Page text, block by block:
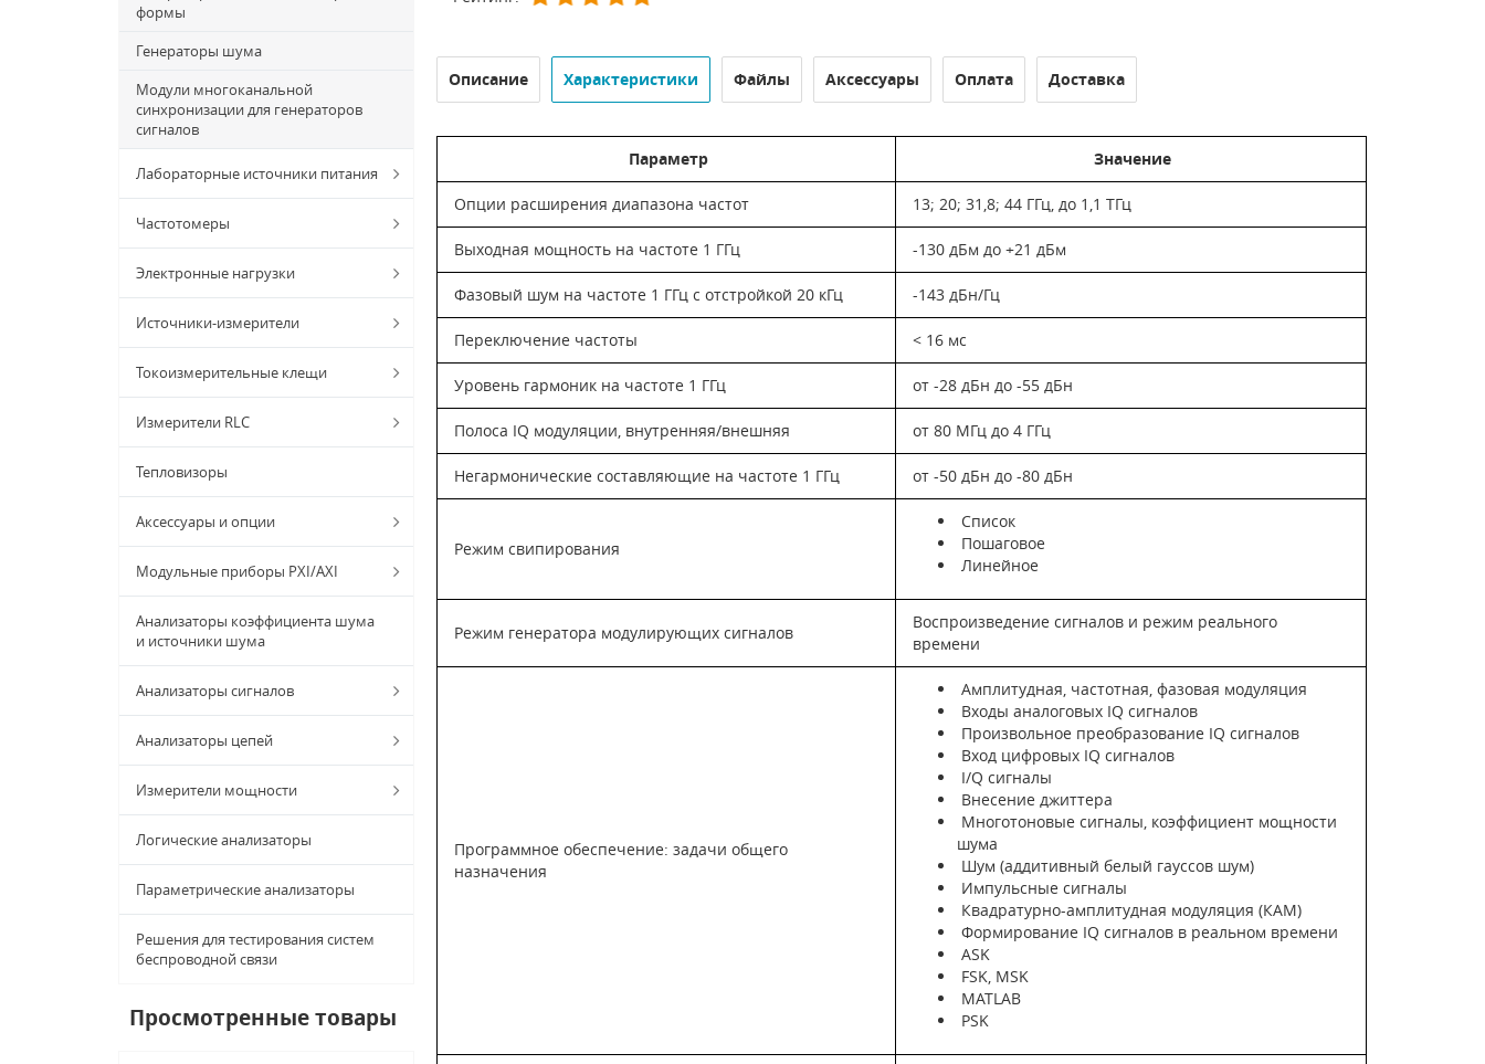
формы
Генераторы шума
Модули многоканальной
синхронизации для генераторов
сигналов
Лабораторные источники питания
Частотомеры
Электронные нагрузки
Источники-измерители
Токоизмерительные клещи
Измерители RLC
Тепловизоры
Аксессуары и опции
Модульные приборы PXI/AXI
Анализаторы коэффициента шума
и источники шума
Анализаторы сигналов
Анализаторы цепей
Измерители мощности
Логические анализаторы
Параметрические анализаторы
Решения для тестирования систем
беспроводной связи
Просмотренные товары
Описание Характеристики Файлы Аксессуары Оплата Доставка
Параметр Значение
Опции расширения диапазона частот 13; 20; 31,8; 44 ГГц, до 1,1 ТГц
Выходная мощность на частоте 1 ГГц -130 дБм до +21 дБм
Фазовый шум на частоте 1 ГГц с отстройкой 20 кГц -143 дБн/Гц
Переключение частоты < 16 мс
Уровень гармоник на частоте 1 ГГц от -28 дБн до -55 дБн
Полоса IQ модуляции, внутренняя/внешняя от 80 МГц до 4 ГГц
Негармонические составляющие на частоте 1 ГГц от -50 дБн до -80 дБн
Режим свипирования
Список
Пошаговое
Линейное
Режим генератора модулирующих сигналов
Воспроизведение сигналов и режим реального
времени
Программное обеспечение: задачи общего
назначения
Амплитудная, частотная, фазовая модуляция
Входы аналоговых IQ сигналов
Произвольное преобразование IQ сигналов
Вход цифровых IQ сигналов
I/Q сигналы
Внесение джиттера
Многотоновые сигналы, коэффициент мощности
шума
Шум (аддитивный белый гауссов шум)
Импульсные сигналы
Квадратурно-амплитудная модуляция (КАМ)
Формирование IQ сигналов в реальном времени
ASK
FSK, MSK
MATLAB
PSK